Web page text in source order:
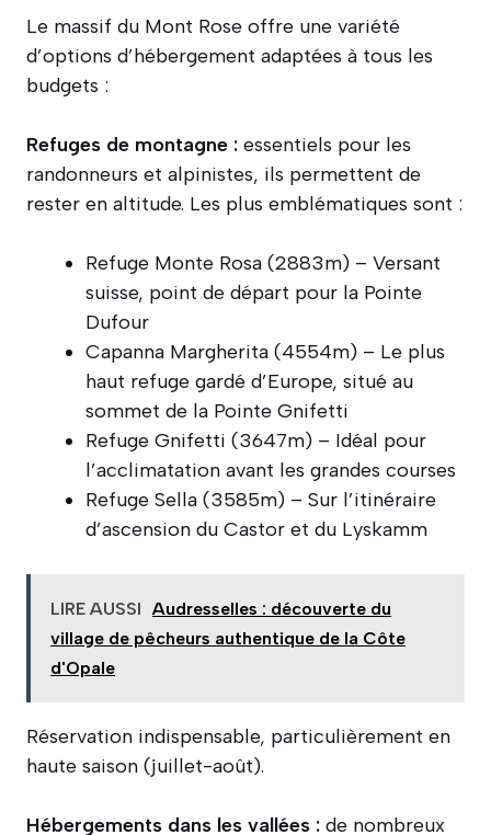
Le massif du Mont Rose offre une variété
d’options d’hébergement adaptées à tous les
budgets :
Refuges de montagne : essentiels pour les
randonneurs et alpinistes, ils permettent de
rester en altitude. Les plus emblématiques sont :
Refuge Monte Rosa (2883m) – Versant
suisse, point de départ pour la Pointe
Dufour
Capanna Margherita (4554m) – Le plus
haut refuge gardé d’Europe, situé au
sommet de la Pointe Gnifetti
Refuge Gnifetti (3647m) – Idéal pour
l’acclimatation avant les grandes courses
Refuge Sella (3585m) – Sur l’itinéraire
d’ascension du Castor et du Lyskamm
LIRE AUSSI Audresselles : découverte du
village de pêcheurs authentique de la Côte
d'Opale
Réservation indispensable, particulièrement en
haute saison (juillet-août).
Hébergements dans les vallées : de nombreux